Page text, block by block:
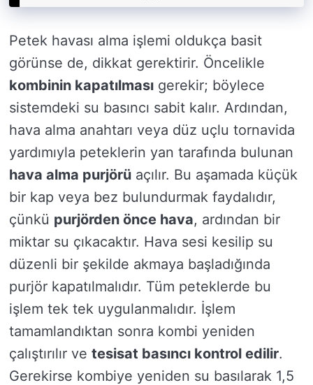
Petek havası alma işlemi oldukça basit
görünse de, dikkat gerektirir. Öncelikle
kombinin kapatılması gerekir; böylece
sistemdeki su basıncı sabit kalır. Ardından,
hava alma anahtarı veya düz uçlu tornavida
yardımıyla peteklerin yan tarafında bulunan
hava alma purjörü açılır. Bu aşamada küçük
bir kap veya bez bulundurmak faydalıdır,
çünkü purjörden önce hava, ardından bir
miktar su çıkacaktır. Hava sesi kesilip su
düzenli bir şekilde akmaya başladığında
purjör kapatılmalıdır. Tüm peteklerde bu
işlem tek tek uygulanmalıdır. İşlem
tamamlandıktan sonra kombi yeniden
çalıştırılır ve tesisat basıncı kontrol edilir.
Gerekirse kombiye yeniden su basılarak 1,5